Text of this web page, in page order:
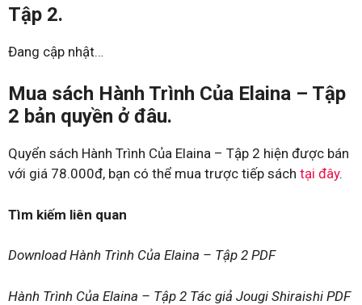
Tập 2.
Đang cập nhật…
Mua sách Hành Trình Của Elaina – Tập
2 bản quyền ở đâu.
Quyển sách Hành Trình Của Elaina – Tập 2 hiện được bán
với giá 78.000đ, bạn có thể mua trược tiếp sách tại đây.
Tìm kiếm liên quan
Download Hành Trình Của Elaina – Tập 2 PDF
Hành Trình Của Elaina – Tập 2 Tác giả Jougi Shiraishi PDF